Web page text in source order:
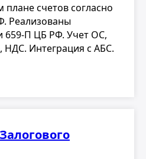
плане счетов согласно
Реализованы
659-П ЦБ РФ. Учет ОС,
Интеграция с АБС.